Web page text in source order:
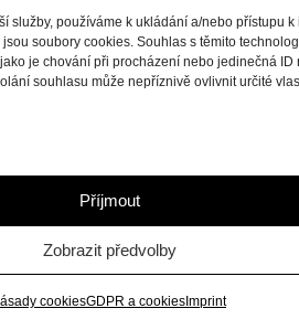
služby, používáme k ukládání a/nebo přístupu k
soubory cookies. Souhlas s těmito
je chování při procházení nebo jedinečná ID
souhlasu může nepříznivě ovlivnit určité
Příjmout
Zobrazit předvolby
cookiesGDPR a cookies Imprint